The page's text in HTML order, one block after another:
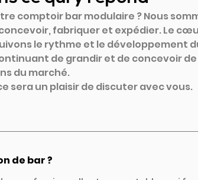
comptoir bar modulaire ? Nous
fabriquer et expédier. Le
le rythme et le développement
de grandir et de concevoir
du marché.
sera un plaisir de discuter avec vous.
de bar ?